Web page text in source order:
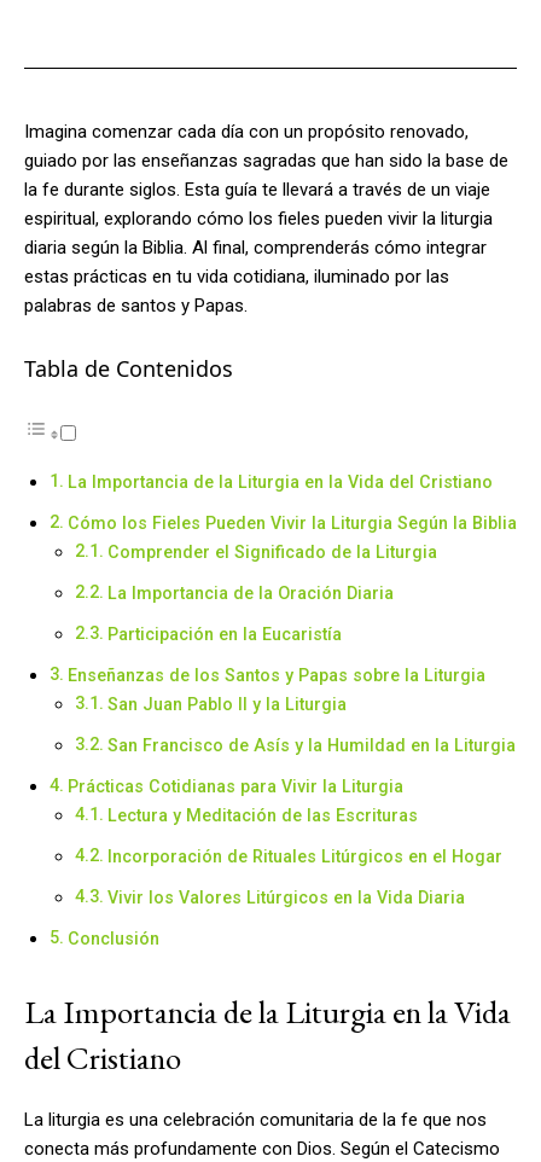
Imagina comenzar cada día con un propósito renovado,
guiado por las enseñanzas sagradas que han sido la base de
la fe durante siglos. Esta guía te llevará a través de un viaje
espiritual, explorando cómo los fieles pueden vivir la liturgia
diaria según la Biblia. Al final, comprenderás cómo integrar
estas prácticas en tu vida cotidiana, iluminado por las
palabras de santos y Papas.
Tabla de Contenidos
La Importancia de la Liturgia en la Vida del Cristiano
Cómo los Fieles Pueden Vivir la Liturgia Según la Biblia
Comprender el Significado de la Liturgia
La Importancia de la Oración Diaria
Participación en la Eucaristía
Enseñanzas de los Santos y Papas sobre la Liturgia
San Juan Pablo II y la Liturgia
San Francisco de Asís y la Humildad en la Liturgia
Prácticas Cotidianas para Vivir la Liturgia
Lectura y Meditación de las Escrituras
Incorporación de Rituales Litúrgicos en el Hogar
Vivir los Valores Litúrgicos en la Vida Diaria
Conclusión
La Importancia de la Liturgia en la Vida
del Cristiano
La liturgia es una celebración comunitaria de la fe que nos
conecta más profundamente con Dios. Según el Catecismo